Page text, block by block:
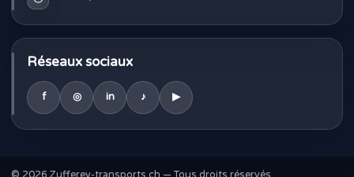
Réseaux sociaux
f ◎ in ♪ ▶